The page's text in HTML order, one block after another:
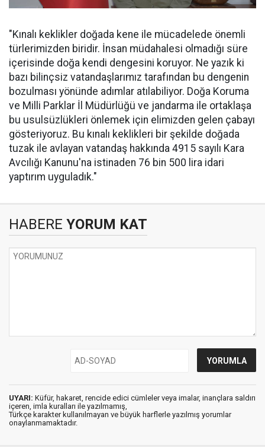
"Kınalı keklikler doğada kene ile mücadelede önemli
türlerimizden biridir. İnsan müdahalesi olmadığı süre
içerisinde doğa kendi dengesini koruyor. Ne yazık ki
bazı bilinçsiz vatandaşlarımız tarafından bu dengenin
bozulması yönünde adımlar atılabiliyor. Doğa Koruma
ve Milli Parklar İl Müdürlüğü ve jandarma ile ortaklaşa
bu usulsüzlükleri önlemek için elimizden gelen çabayı
gösteriyoruz. Bu kınalı keklikleri bir şekilde doğada
tuzak ile avlayan vatandaş hakkında 4915 sayılı Kara
Avcılığı Kanunu'na istinaden 76 bin 500 lira idari
yaptırım uyguladık."
HABERE YORUM KAT
UYARI: Küfür, hakaret, rencide edici cümleler veya imalar, inançlara saldırı
içeren, imla kuralları ile yazılmamış,
Türkçe karakter kullanılmayan ve büyük harflerle yazılmış yorumlar
onaylanmamaktadır.